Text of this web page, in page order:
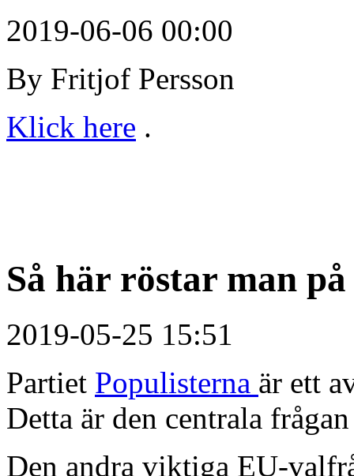
2019-06-06 00:00
By Fritjof Persson
Klick here .
Så här röstar man
2019-05-25 15:51
Partiet Populisterna är ett
Detta är den centrala
Den andra viktiga EU-